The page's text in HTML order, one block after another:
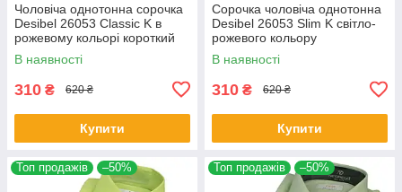
Чоловіча однотонна сорочка
Desibel 26053 Classic K в
рожевому кольорі короткий
рукав
В наявності
310 ₴ 620 ₴
Купити
Сорочка чоловіча однотонна
Desibel 26053 Slim K світло-
рожевого кольору
В наявності
310 ₴ 620 ₴
Купити
Топ продажів –50% Топ продажів –50%